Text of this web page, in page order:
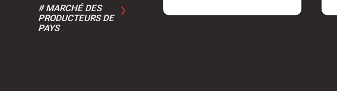
#MARCHÉ DES
PRODUCTEURS DE
PAYS